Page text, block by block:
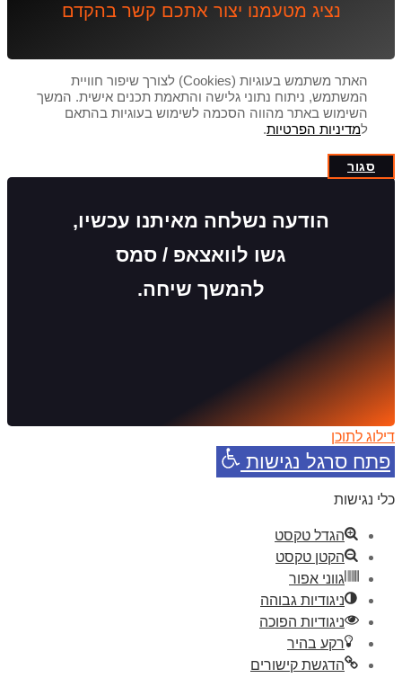
נציג מטעמנו יצור אתכם קשר בהקדם
האתר משתמש בעוגיות (Cookies) לצורך שיפור חוויית
המשתמש, ניתוח נתוני גלישה והתאמת תכנים אישית. המשך
השימוש באתר מהווה הסכמה לשימוש בעוגיות בהתאם
למדיניות הפרטיות.
סגור
הודעה נשלחה מאיתנו עכשיו,
גשו לוואצאפ / סמס
להמשך שיחה.
דילוג לתוכן
פתח סרגל נגישות
כלי נגישות
הגדל טקסט
הקטן טקסט
גווני אפור
ניגודיות גבוהה
ניגודיות הפוכה
רקע בהיר
הדגשת קישורים